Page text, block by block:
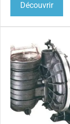
Découvrir